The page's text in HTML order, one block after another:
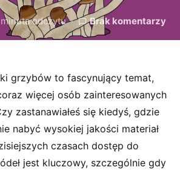
odczytu Brak komentarzy
grzybów to fascynujący temat,
więcej osób zainteresowanych
zastanawiałeś się kiedyś, gdzie
nabyć wysokiej jakości materiał
czasach dostęp do
jest kluczowy, szczególnie gdy